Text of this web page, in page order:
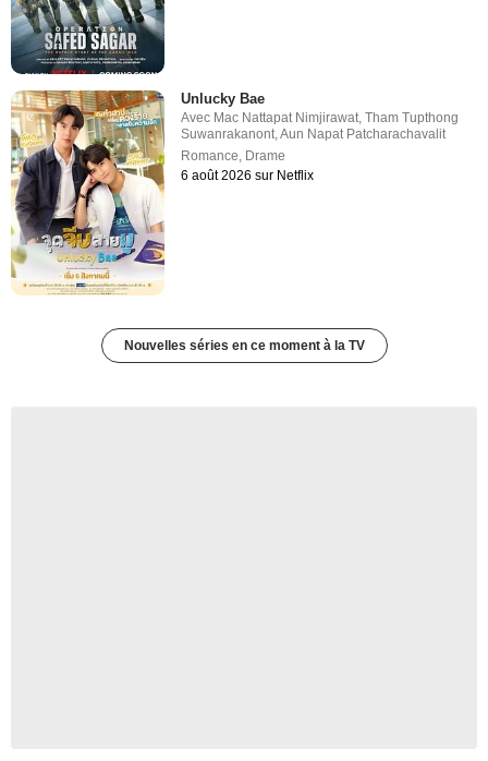
Unlucky Bae
Avec Mac Nattapat Nimjirawat,Tham Tupthong
Suwanrakanont,Aun Napat Patcharachavalit
Romance, Drame
6 août 2026 sur Netflix
Nouvelles séries en ce moment à la TV